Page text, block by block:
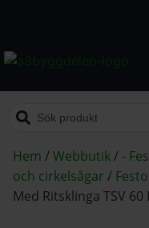
Hem /Webbutik/ -
och cirkelsågar /
Med Ritsklinga TSV 60